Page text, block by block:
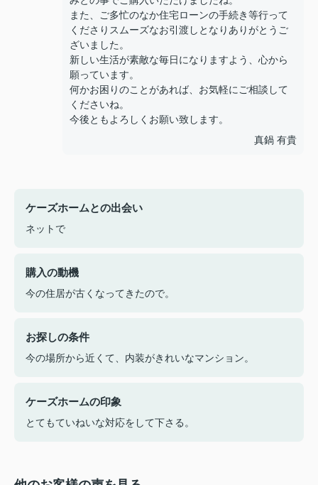
また、ご多忙のなか住宅ローンの手続き等行って
くださりスムーズなお引渡しとなりありがとうご
ざいました。
新しい生活が素敵な毎日になりますよう、心から
願っています。
何かお困りのことがあれば、お気軽にご相談して
くださいね。
今後ともよろしくお願い致します。
真鍋 有貴
ケーズホームとの出会い
ネットで
購入の動機
今の住居が古くなってきたので。
お探しの条件
今の場所から近くて、内装がきれいなマンション。
ケーズホームの印象
とてもていねいな対応をして下さる。